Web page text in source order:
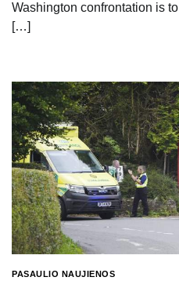
Washington confrontation is
[…]
PASAULIO NAUJIENOS